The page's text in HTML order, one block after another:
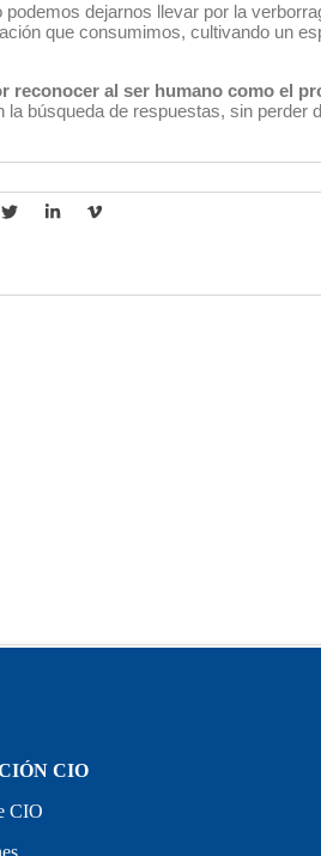
podemos dejarnos llevar por la
que consumimos, cultivando un
reconocer al ser humano como el
búsqueda de respuestas, sin perder
CIO
CIO